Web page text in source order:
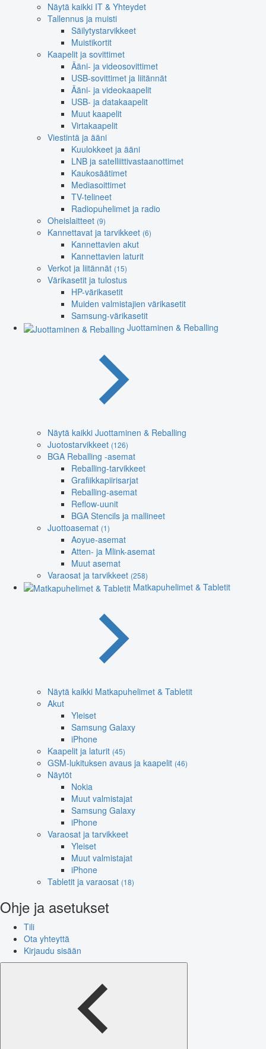
Näytä kaikki IT & Yhteydet
Tallennus ja muisti
Säilytystarvikkeet
Muistikortit
Kaapelit ja sovittimet
Ääni- ja videosovittimet
USB-sovittimet ja liitännät
Ääni- ja videokaapelit
USB- ja datakaapelit
Muut kaapelit
Virtakaapelit
Viestintä ja ääni
Kuulokkeet ja ääni
LNB ja satelliittivastaanottimet
Kaukosäätimet
Mediasoittimet
TV-telineet
Radiopuhelimet ja radio
Oheislaitteet (9)
Kannettavat ja tarvikkeet (6)
Kannettavien akut
Kannettavien laturit
Verkot ja liitännät (15)
Värikasetit ja tulostus
HP-värikasetit
Muiden valmistajien värikasetit
Samsung-värikasetit
Juottaminen & Reballing
Näytä kaikki Juottaminen & Reballing
Juotostarvikkeet (126)
BGA Reballing -asemat
Reballing-tarvikkeet
Grafiikkapiirisarjat
Reballing-asemat
Reflow-uunit
BGA Stencils ja mallineet
Juottoasemat (1)
Aoyue-asemat
Atten- ja Mlink-asemat
Muut asemat
Varaosat ja tarvikkeet (258)
Matkapuhelimet & Tabletit
Näytä kaikki Matkapuhelimet & Tabletit
Akut
Yleiset
Samsung Galaxy
iPhone
Kaapelit ja laturit (45)
GSM-lukituksen avaus ja kaapelit (46)
Näytöt
Nokia
Muut valmistajat
Samsung Galaxy
iPhone
Varaosat ja tarvikkeet
Yleiset
Muut valmistajat
iPhone
Tabletit ja varaosat (18)
Ohje ja asetukset
Tili
Ota yhteyttä
Kirjaudu sisään